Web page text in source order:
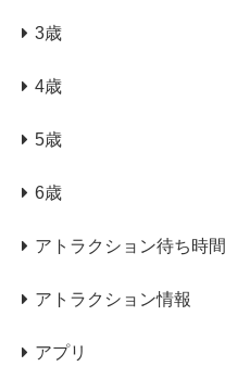
3歳
4歳
5歳
6歳
アトラクション待ち時間
アトラクション情報
アプリ